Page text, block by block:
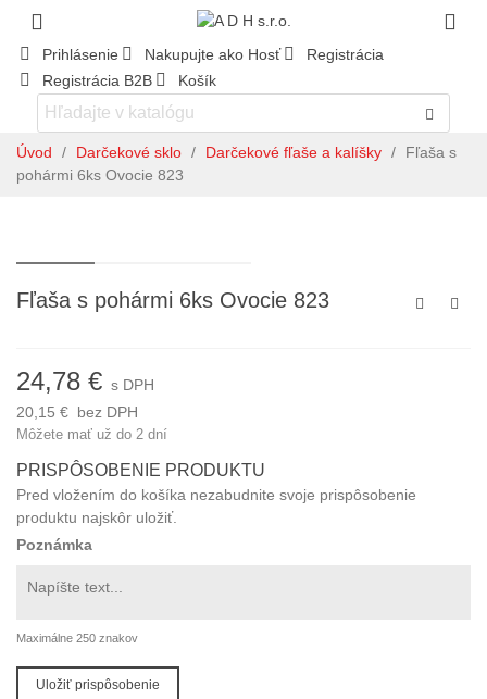
Prihlásenie Nakupujte ako Hosť
Registrácia
Registrácia B2B
Košík
Úvod / Darčekové sklo / Darčekové fľaše a kalíšky /
Fľaša s
pohármi 6ks Ovocie 823
Fľaša s pohármi 6ks Ovocie 823
24,78 € s DPH
20,15 € bez DPH
Môžete mať už do 2 dní
PRISPÔSOBENIE PRODUKTU
Pred vložením do košíka nezabudnite svoje prispôsobenie
produktu najskôr uložiť.
Poznámka
Maximálne 250 znakov
Uložiť prispôsobenie